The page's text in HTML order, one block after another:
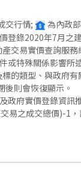
交行情; 為內政
登錄2020年7月之
交易實價查詢服
或特殊關係影響
的類型、與政府
則會恢復顯示。
政府實價登錄資
易之成交總價)-1